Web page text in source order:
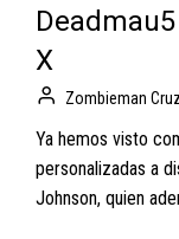
X
Zombieman Cruz
Ya hemos visto
personalizadas a
Johnson, quien